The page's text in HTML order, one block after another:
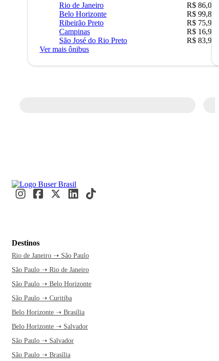
Rio de Janeiro
R$ 86,00
Belo Horizonte
R$ 99,89
Ribeirão Preto
R$ 75,90
Campinas
R$ 16,90
São José do Rio Preto
R$ 83,90
Ver mais ônibus
Destinos
Rio de Janeiro ➝ São Paulo
São Paulo ➝ Rio de Janeiro
São Paulo ➝ Belo Horizonte
São Paulo ➝ Curitiba
Belo Horizonte ➝ Brasília
Belo Horizonte ➝ Salvador
São Paulo ➝ Salvador
São Paulo ➝ Brasília